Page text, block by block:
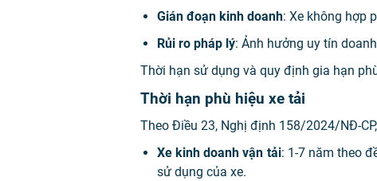
Gián đoạn kinh doanh: Xe không hợp
Rủi ro pháp lý: Ảnh hưởng uy tín
Thời hạn sử dụng và quy định gia hạn
Thời hạn phù hiệu xe tải
Theo Điều 23, Nghị định 158/2024/NĐ-
Xe kinh doanh vận tải: 1-7 năm theo
sử dụng của xe.